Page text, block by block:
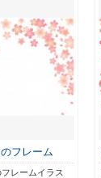
フレーム
レームイラス